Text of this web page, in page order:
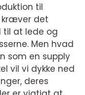
til
kræver det
til at lede og
Men hvad
som en supply
vil vi dykke ned
deres